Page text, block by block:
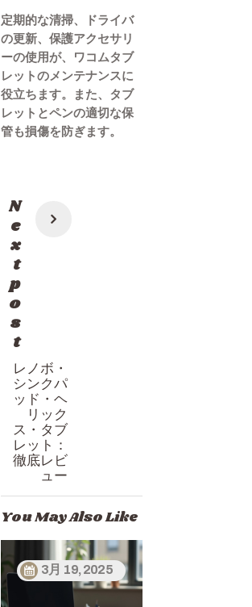
定期的な清掃、ドライバ
の更新、保護アクセサリ
ーの使用が、ワコムタブ
レットのメンテナンスに
役立ちます。また、タブ
レットとペンの適切な保
管も損傷を防ぎます。
投
稿
ナ
ビ
ゲ
ー
シ
ョ
ン
N
e
x
t
p
o
s
t
レノボ・
シンクパ
ッド・ヘ
リック
ス・タブ
レット：
徹底レビ
ュー
You May Also Like
3月 19, 2025